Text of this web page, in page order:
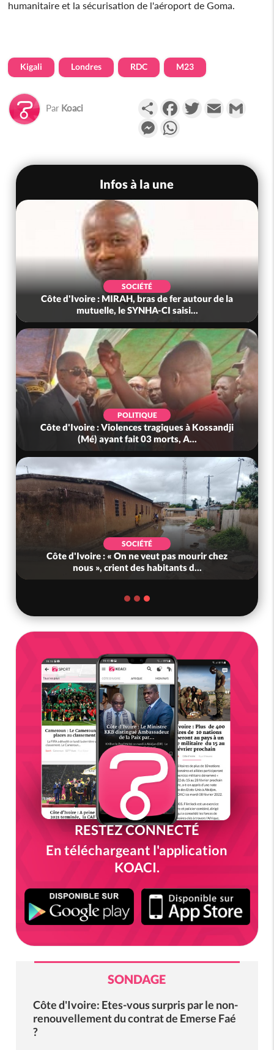
humanitaire et la sécurisation de l'aéroport de Goma.
Kigali Londres RDC M23
Par Koaci PartagerFacebookTwitterEmail
Messenger
Infos à la une
POLITIQUE
Côte d'Ivoire : Fête nationale, Alassane
Ouattara accorde la grâce à 4 661...
POLITIQUE
Côte d'Ivoire : 66è anniversaire de
l'indépendance, Alassane Ouattara prome...
POLITIQUE
Côte d'Ivoire : Décrispation ? Mamadou
Traoré ex conseiller de Soro a recou...
RESTEZ CONNECTÉ
En téléchargeant l'application
KOACI.
SONDAGE
Côte d'Ivoire: Etes-vous surpris par le non-
renouvellement du contrat de Emerse Faé
?